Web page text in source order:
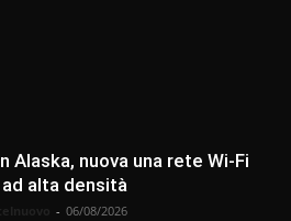
Alaska, nuova una rete Wi-Fi
alta densità
- 06/08/2026